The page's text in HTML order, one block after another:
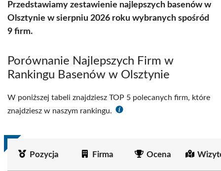
Przedstawiamy zestawienie najlepszych basenów w
Olsztynie w sierpniu 2026 roku wybranych spośród
9 firm.
Porównanie Najlepszych Firm w
Rankingu Basenów w Olsztynie
W poniższej tabeli znajdziesz TOP 5 polecanych firm, które
znajdziesz w naszym rankingu.
Pozycja Firma Ocena